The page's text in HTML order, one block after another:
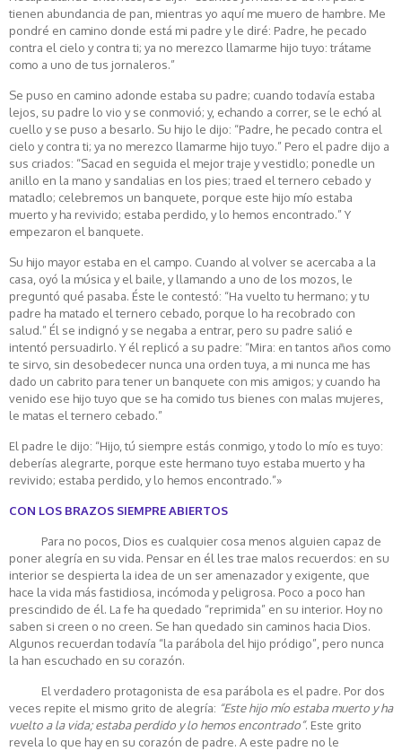
tienen abundancia de pan, mientras yo aquí me muero de hambre. Me
pondré en camino donde está mi padre y le diré: Padre, he pecado
contra el cielo y contra ti; ya no merezco llamarme hijo tuyo: trátame
como a uno de tus jornaleros.”
Se puso en camino adonde estaba su padre; cuando todavía estaba
lejos, su padre lo vio y se conmovió; y, echando a correr, se le echó al
cuello y se puso a besarlo. Su hijo le dijo: “Padre, he pecado contra el
cielo y contra ti; ya no merezco llamarme hijo tuyo.” Pero el padre dijo a
sus criados: “Sacad en seguida el mejor traje y vestidlo; ponedle un
anillo en la mano y sandalias en los pies; traed el ternero cebado y
matadlo; celebremos un banquete, porque este hijo mío estaba
muerto y ha revivido; estaba perdido, y lo hemos encontrado.” Y
empezaron el banquete.
Su hijo mayor estaba en el campo. Cuando al volver se acercaba a la
casa, oyó la música y el baile, y llamando a uno de los mozos, le
preguntó qué pasaba. Éste le contestó: “Ha vuelto tu hermano; y tu
padre ha matado el ternero cebado, porque lo ha recobrado con
salud.” Él se indignó y se negaba a entrar, pero su padre salió e
intentó persuadirlo. Y él replicó a su padre: “Mira: en tantos años como
te sirvo, sin desobedecer nunca una orden tuya, a mi nunca me has
dado un cabrito para tener un banquete con mis amigos; y cuando ha
venido ese hijo tuyo que se ha comido tus bienes con malas mujeres,
le matas el ternero cebado.”
El padre le dijo: “Hijo, tú siempre estás conmigo, y todo lo mío es tuyo:
deberías alegrarte, porque este hermano tuyo estaba muerto y ha
revivido; estaba perdido, y lo hemos encontrado.”»
CON LOS BRAZOS SIEMPRE ABIERTOS
Para no pocos, Dios es cualquier cosa menos alguien capaz de
poner alegría en su vida. Pensar en él les trae malos recuerdos: en su
interior se despierta la idea de un ser amenazador y exigente, que
hace la vida más fastidiosa, incómoda y peligrosa. Poco a poco han
prescindido de él. La fe ha quedado “reprimida” en su interior. Hoy no
saben si creen o no creen. Se han quedado sin caminos hacia Dios.
Algunos recuerdan todavía “la parábola del hijo pródigo”, pero nunca
la han escuchado en su corazón.
El verdadero protagonista de esa parábola es el padre. Por dos
veces repite el mismo grito de alegría: “Este hijo mío estaba muerto y ha
vuelto a la vida; estaba perdido y lo hemos encontrado”. Este grito
revela lo que hay en su corazón de padre. A este padre no le